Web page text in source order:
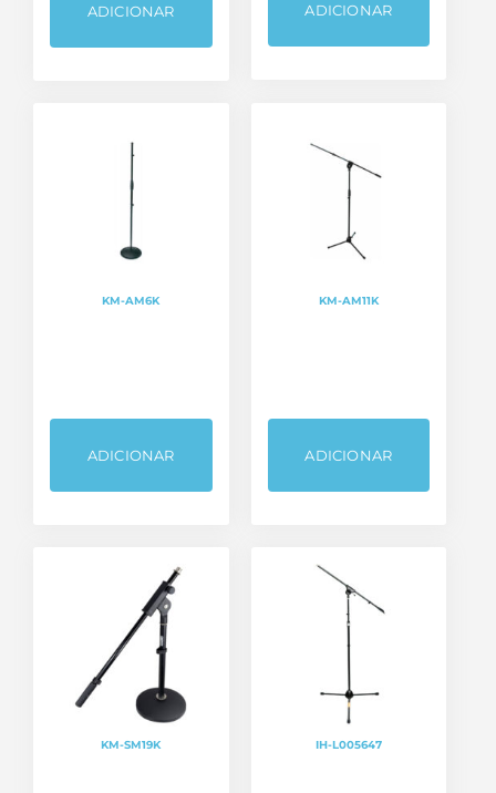
ADICIONAR ADICIONAR
KM-AM6K
ADICIONAR
KM-AM11K
ADICIONAR
KM-SM19K IH-L005647